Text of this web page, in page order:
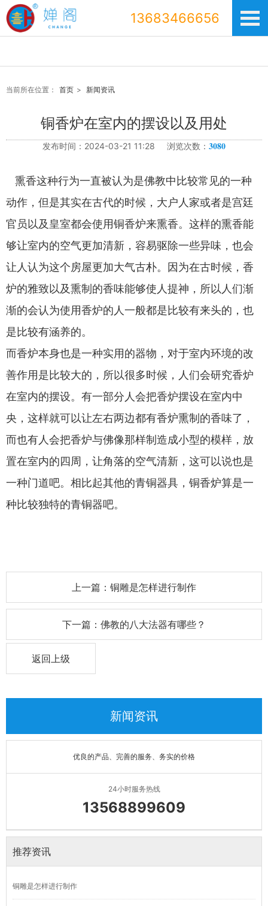
13683466656
当前所在位置： 首页 > 新闻资讯
铜香炉在室内的摆设以及用处
发布时间：2024-03-21 11:28 浏览次数： 3080
熏香这种行为一直被认为是佛教中比较常见的一种
动作，但是其实在古代的时候，大户人家或者是宫廷
官员以及皇室都会使用铜香炉来熏香。这样的熏香能
够让室内的空气更加清新，容易驱除一些异味，也会
让人认为这个房屋更加大气古朴。因为在古时候，香
炉的雅致以及熏制的香味能够使人提神，所以人们渐
渐的会认为使用香炉的人一般都是比较有来头的，也
是比较有涵养的。
而香炉本身也是一种实用的器物，对于室内环境的改
善作用是比较大的，所以很多时候，人们会研究香炉
在室内的摆设。有一部分人会把香炉摆设在室内中
央，这样就可以让左右两边都有香炉熏制的香味了，
而也有人会把香炉与佛像那样制造成小型的模样，放
置在室内的四周，让角落的空气清新，这可以说也是
一种门道吧。相比起其他的青铜器具，铜香炉算是一
种比较独特的青铜器吧。
上一篇：铜雕是怎样进行制作
下一篇：佛教的八大法器有哪些？
返回上级
新闻资讯
优良的产品、完善的服务、务实的价格
24小时服务热线
13568899609
推荐资讯
铜雕是怎样进行制作